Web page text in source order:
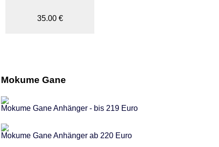
35.00 €
Mokume Gane
Mokume Gane Anhänger - bis 219 Euro
Mokume Gane Anhänger ab 220 Euro